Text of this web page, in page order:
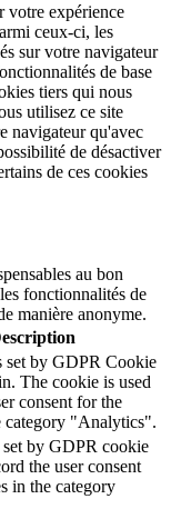
votre expérience
ceux-ci, les
sur votre navigateur
de base
tiers qui nous
utilisez ce site
navigateur qu'avec
de désactiver
de ces cookies
au bon
fonctionnalités de
manière anonyme.
set by GDPR Cookie
The cookie is used
consent for the
category "Analytics".
by GDPR cookie
the user consent
in the category